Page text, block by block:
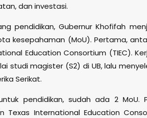
dan investasi.
pendidikan, Gubernur Khofifah
kesepahaman (MoU). Pertama,
Education Consortium (TIEC).
studi magister (S2) di UB, lalu
Serikat.
pendidikan, sudah ada 2 MoU.
Texas International Education